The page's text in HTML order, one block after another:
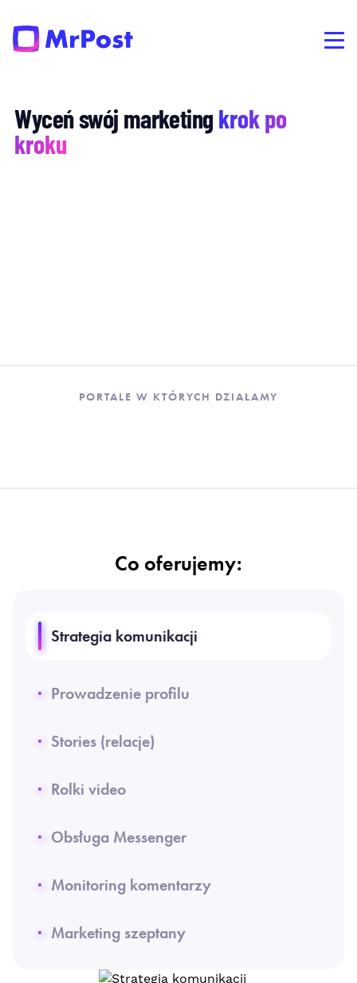
Wyceń swój marketing krok po
kroku
PORTALE W KTÓRYCH DZIAŁAMY
Co oferujemy:
Strategia komunikacji
Prowadzenie profilu
Stories (relacje)
Rolki video
Obsługa Messenger
Monitoring komentarzy
Marketing szeptany